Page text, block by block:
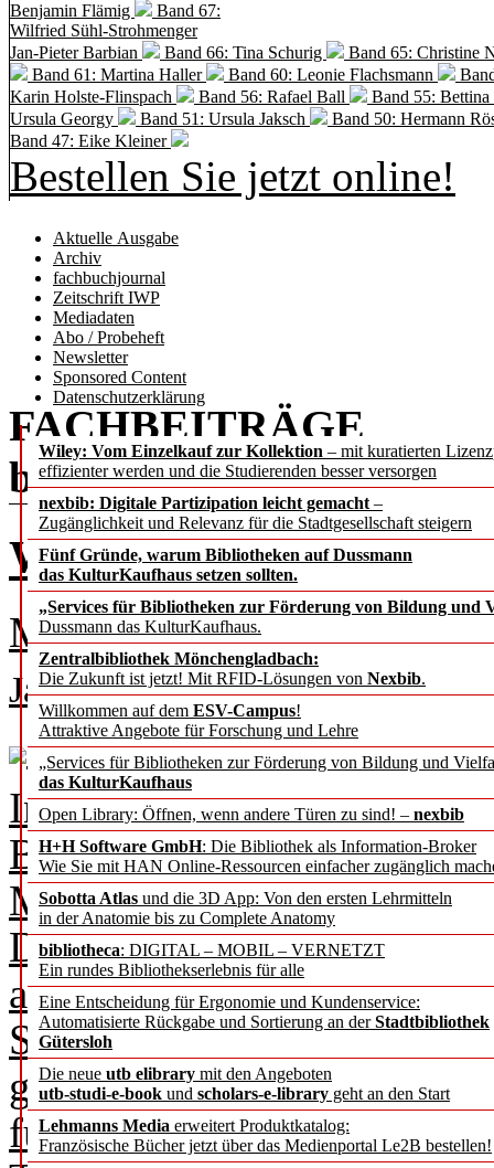
Benjamin Flämig
Band 67:
Wilfried Sühl-Strohmenger
Jan-Pieter Barbian
Band 66: Tina Schurig
Band 65: Christine
Band 61: Martina Haller
Band 60: Leonie Flachsmann
Karin Holste-Flinspach
Band 56: Rafael Ball
Band 55:
Ursula Georgy
Band 51: Ursula Jaksch Band 50: Hermann
Band 47: Eike Kleiner
Bestellen Sie jetzt online!
Aktuelle Ausgabe
Archiv
fachbuchjournal
Zeitschrift IWP
Mediadaten
Abo / Probeheft
Newsletter
Sponsored Content
Datenschutzerklärung
Wiley: Vom Einzelkauf zur Kollektion – mit kuratierten
effizienter werden und die Studierenden besser versorgen
nexbib: Digitale Partizipation leicht gemacht –
Zugänglichkeit und Relevanz für die Stadtgesellschaft steigern
Fünf Gründe, warum Bibliotheken auf Dussmann
das KulturKaufhaus setzen sollten.
„Services für Bibliotheken zur Förderung von Bildung und
Dussmann das KulturKaufhaus.
Zentralbibliothek Mönchengladbach:
Die Zukunft ist jetzt! Mit RFID-Lösungen von Nexbib.
Willkommen auf dem ESV-Campus!
Attraktive Angebote für Forschung und Lehre
„Services für Bibliotheken zur Förderung von Bildung und
das KulturKaufhaus
Open Library: Öffnen, wenn andere Türen zu sind! – nexbib
H+H Software GmbH: Die Bibliothek als Information-Broker
Wie Sie mit HAN Online-Ressourcen einfacher zugänglich
Sobotta Atlas und die 3D App: Von den ersten Lehrmitteln
in der Anatomie bis zu Complete Anatomy
bibliotheca: DIGITAL – MOBIL – VERNETZT
Ein rundes Bibliothekserlebnis für alle
Eine Entscheidung für Ergonomie und Kundenservice:
Automatisierte Rückgabe und Sortierung an derStadtbibliothek
Gütersloh
Die neue utb elibrary mit den Angeboten
utb-studi-e-book und scholars-e-library geht an den Start
Lehmanns Media erweitert Produktkatalog:
Französische Bücher jetzt über das Medienportal Le2B bestellen!
FACHBEITRÄGE
b.i.t.online2 / 2023
Was bleibt, was geht,
Mögliche
Jan-Pieter Barbian
Arnheim Bibliothek und
Im dritten und letzten Teil
Bibliotheken stehen die
Mittelpunkt. Der Autor
Direktor der
auf die Probleme mit
Schnelllebigkeit der
gesellschaftlichen
für zu erwartende und